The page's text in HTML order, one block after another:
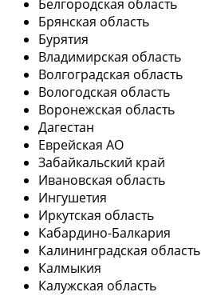
Белгородская область
Брянская область
Бурятия
Владимирская область
Волгоградская область
Вологодская область
Воронежская область
Дагестан
Еврейская АО
Забайкальский край
Ивановская область
Ингушетия
Иркутская область
Кабардино-Балкария
Калининградская область
Калмыкия
Калужская область